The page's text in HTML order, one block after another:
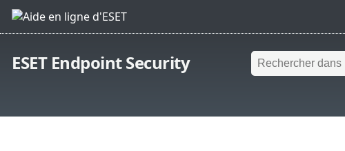
ESET Endpoint Security